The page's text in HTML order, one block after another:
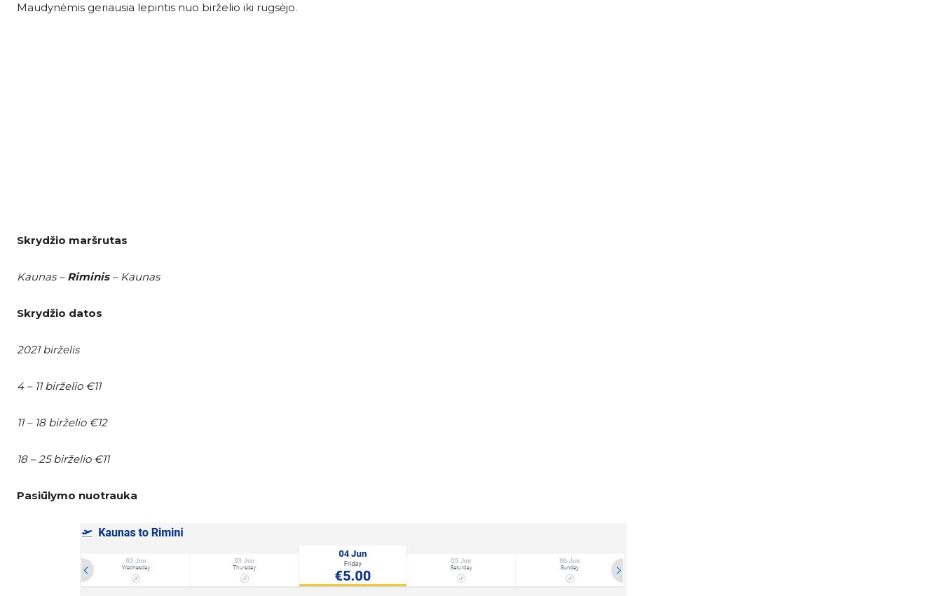
Maudynėmis geriausia lepintis nuo birželio iki rugsėjo.
Skrydžio maršrutas
Kaunas – Riminis – Kaunas
Skrydžio datos
2021 birželis
4 – 11 birželio €11
11 – 18 birželio €12
18 – 25 birželio €11
Pasiūlymo nuotrauka